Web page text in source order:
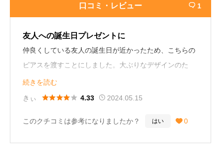
口コミ・レビュー  1
友人への誕生日プレゼントに
仲良くしている友人の誕生日が近かったため、こちらの
ピアスを渡すことにしました。大ぶりなデザインのた
め、似合うか心配だったのですが、つけているところを
見たら似合っていて、そして本人も気に入ってくれてい
こちらのピアスを選んでよかったです！
続きを読む
きぃ
 4.33 2024.05.15
このクチコミは参考になりましたか？ はい  0